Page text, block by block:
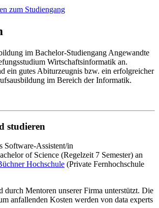
zum Studiengang
im Bachelor-Studiengang Angewandte
Wirtschaftsinformatik an.
ein gutes Abiturzeugnis bzw. ein erfolgreicher
im Bereich der Informatik.
studieren
Software-Assistent/in
of Science (Regelzeit 7 Semester) an
Hochschule (Private Fernhochschule
Mentoren unserer Firma unterstützt. Die
anfallenden Kosten werden von data experts